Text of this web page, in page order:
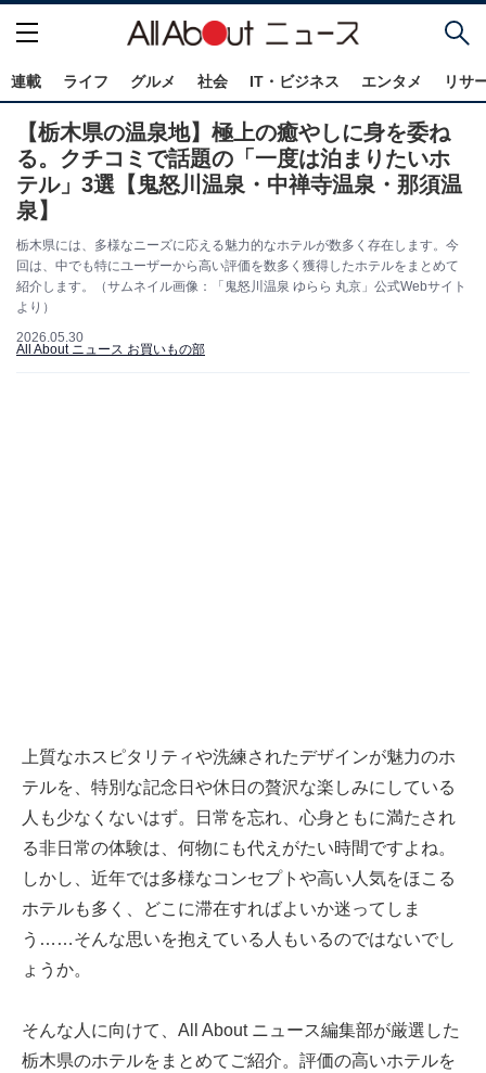
連載 ライフ グルメ 社会 IT・ビジネス エンタメ リサ
【栃木県の温泉地】極上の癒やしに身を委ね
る。クチコミで話題の「一度は泊まりたいホ
テル」3選【鬼怒川温泉・中禅寺温泉・那須温
泉】
栃木県には、多様なニーズに応える魅力的なホテルが数多く存在します。今
回は、中でも特にユーザーから高い評価を数多く獲得したホテルをまとめて
紹介します。（サムネイル画像：「鬼怒川温泉 ゆらら 丸京」公式Webサイト
より）
2026.05.30
All About ニュース お買いもの部
上質なホスピタリティや洗練されたデザインが魅力のホ
テルを、特別な記念日や休日の贅沢な楽しみにしている
人も少なくないはず。日常を忘れ、心身ともに満たされ
る非日常の体験は、何物にも代えがたい時間ですよね。
しかし、近年では多様なコンセプトや高い人気をほこる
ホテルも多く、どこに滞在すればよいか迷ってしま
う……そんな思いを抱えている人もいるのではないでし
ょうか。
そんな人に向けて、All About ニュース編集部が厳選した
栃木県のホテルをまとめてご紹介。評価の高いホテルを